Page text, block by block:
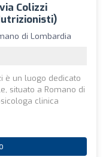
Colizzi
di Lombardia
è un luogo dedicato
situato a Romano di
clinica